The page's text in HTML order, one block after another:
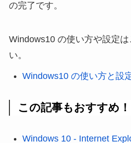
の完了です。
Windows10 の使い方や設定
い。
Windows10 の使い方と設
この記事もおすすめ！
Windows 10 - Internet